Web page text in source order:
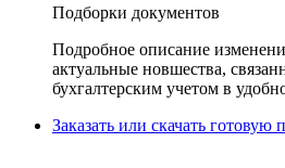
Подборки документов
Подробное описание
актуальные новшества,
бухгалтерским учетом в
Заказать или скачать готовую